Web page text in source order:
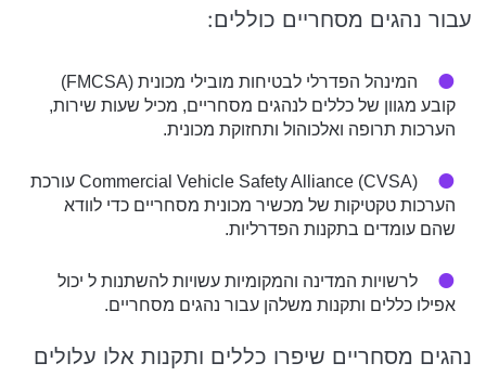
עבור נהגים מסחריים כוללים:
המינהל הפדרלי לבטיחות מובילי מכונית (FMCSA)
קובע מגוון של כללים לנהגים מסחריים, מכיל שעות שירות,
הערכות תרופה ואלכוהול ותחזוקת מכונית.
Commercial Vehicle Safety Alliance (CVSA) עורכת
הערכות טקטיקות של מכשיר מכונית מסחריים כדי לוודא
שהם עומדים בתקנות הפדרליות.
לרשויות המדינה והמקומיות עשויות להשתנות ל יכול
אפילו כללים ותקנות משלהן עבור נהגים מסחריים.
נהגים מסחריים שיפרו כללים ותקנות אלו עלולים